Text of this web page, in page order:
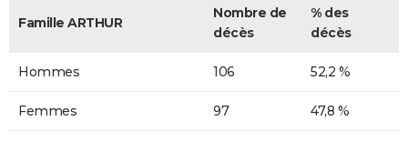
Famille ARTHUR
Nombre de
décès
% des
décès
Hommes 106 52,2 %
Femmes 97 47,8 %